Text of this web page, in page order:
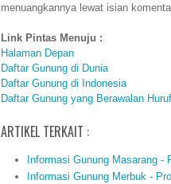
menuangkannya lewat isian
Link Pintas Menuju :
Halaman Depan
Daftar Gunung di Dunia
Daftar Gunung di Indonesia
Daftar Gunung yang Berawalan
ARTIKEL TERKAIT :
Informasi Gunung Masarang -
Informasi Gunung Merbuk -